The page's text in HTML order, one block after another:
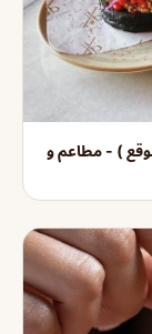
) - مطاعم و